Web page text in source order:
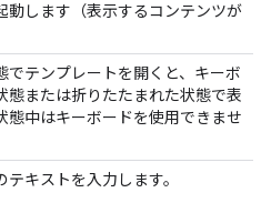
動します（表示するコンテンツが
でテンプレートを開くと、キーボ
態または折りたたまれた状態で表
態中はキーボードを使用できませ
キストを入力します。